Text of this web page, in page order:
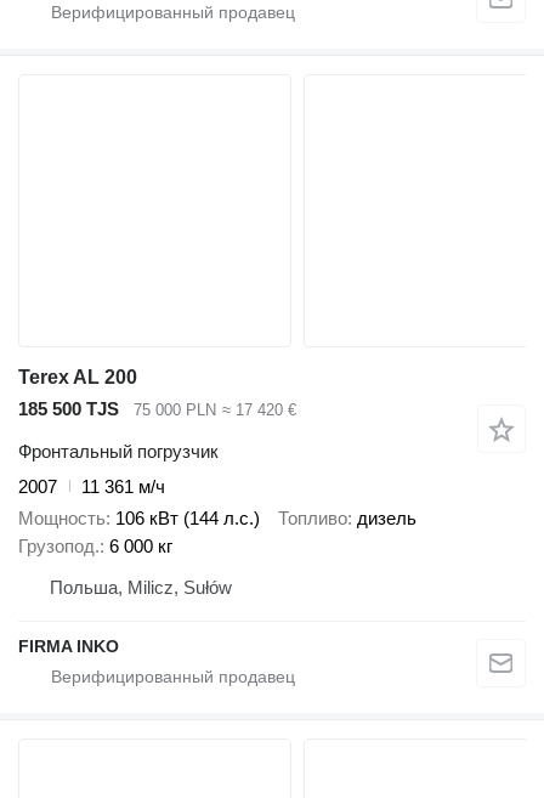
Terex AL 200
185 500 TJS
75 000 PLN ≈ 17 420 €
Фронтальный погрузчик
2007
11 361 м/ч
Мощность 106 кВт (144 л.с.) Топливо дизель
Грузопод. 6 000 кг
Польша, Milicz, Sułów
FIRMA INKO